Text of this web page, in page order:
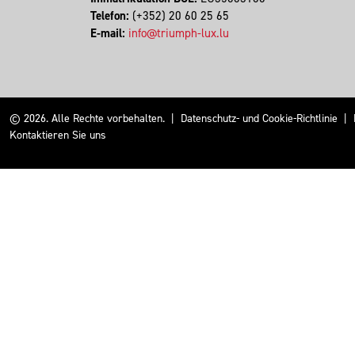
Telefon: (+352) 20 60 25 65
E-mail: info@triumph-lux.lu
© 2026. Alle Rechte vorbehalten. Datenschutz- und Cookie-Richtlinie
Kontaktieren Sie uns